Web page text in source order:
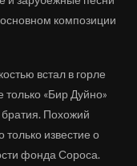
композиции
встал в горле
только «Бир Дуйно»
Похожий
известие о
фонда Сороса.